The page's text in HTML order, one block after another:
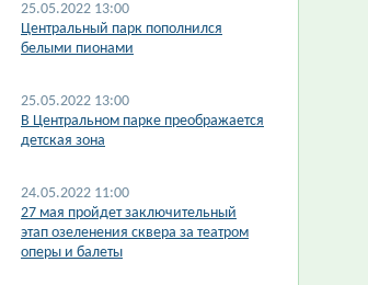
25.05.2022 13:00
Центральный парк пополнился
белыми пионами
25.05.2022 13:00
В Центральном парке преображается
детская зона
24.05.2022 11:00
27 мая пройдет заключительный
этап озеленения сквера за театром
оперы и балеты